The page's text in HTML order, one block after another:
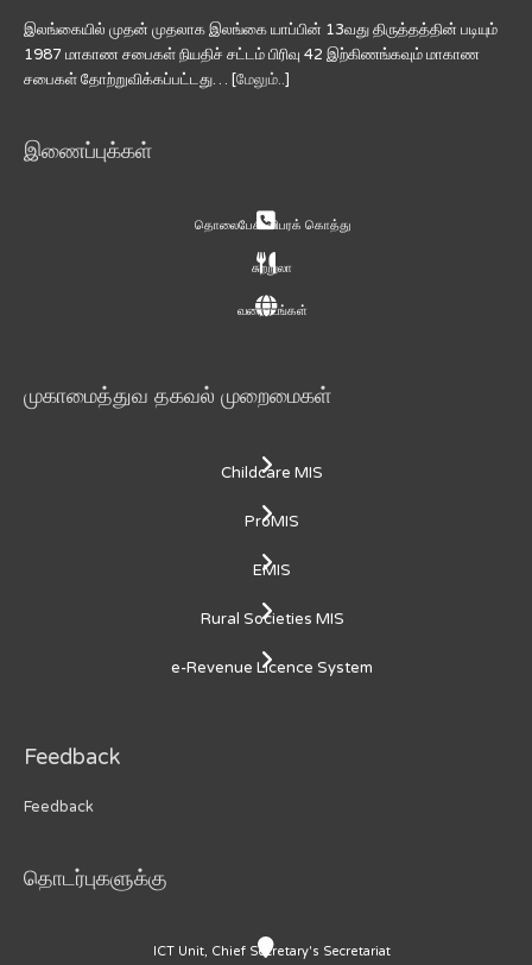
இலங்கையில் முதன் முதலாக இலங்கை யாப்பின் 13வது திருத்தத்தின் படியும்
1987 மாகாண சபைகள் நியதிச் சட்டம் பிரிவு 42 இற்கிணங்கவும் மாகாண
சபைகள் தோற்றுவிக்கப்பட்டது… [மேலும்..]
இணைப்புக்கள்
தொலைபேசி விபரக் கொத்து
சுற்றுலா
வரைபடங்கள்
முகாமைத்துவ தகவல் முறைமைகள்
Childcare MIS
ProMIS
EMIS
Rural Societies MIS
e-Revenue Licence System
Feedback
Feedback
தொடர்புகளுக்கு
ICT Unit, Chief Secretary's Secretariat